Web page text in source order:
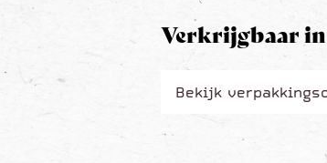
Verkrijgbaar
Bekijk